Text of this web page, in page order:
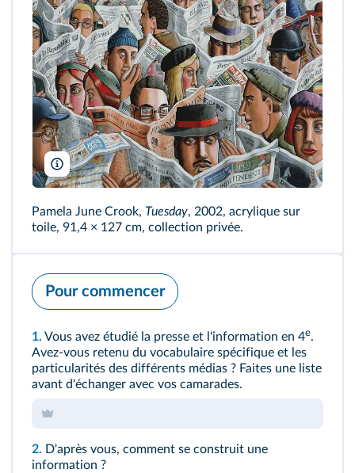
Bridgeman
Pamela June Crook, Tuesday, 2002, acrylique sur
toile, 91,4 × 127 cm, collection privée.
Pour commencer
1. Vous avez étudié la presse et l'information en 4e.
Avez-vous retenu du vocabulaire spécifique et les
particularités des différents médias ? Faites une liste
avant d'échanger avec vos camarades.
2. D'après vous, comment se construit une
information ?